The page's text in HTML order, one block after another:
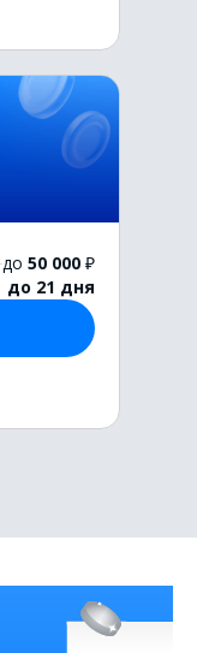
до 50 000 ₽
до 21 дня